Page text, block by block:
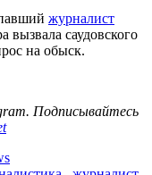
журналист
вызвала саудовского
на обыск.
Подписывайтесь